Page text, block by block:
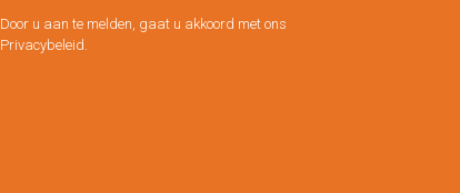
Door u aan te melden, gaat u akkoord met ons
Privacybeleid.